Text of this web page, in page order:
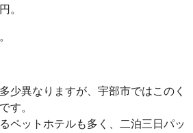
。
少異なりますが、宇部市ではこのく
す。
ペットホテルも多く、二泊三日パッ